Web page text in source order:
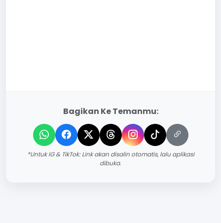
Bagikan Ke Temanmu:
*Untuk IG & TikTok: Link akan disalin otomatis, lalu aplikasi
dibuka.